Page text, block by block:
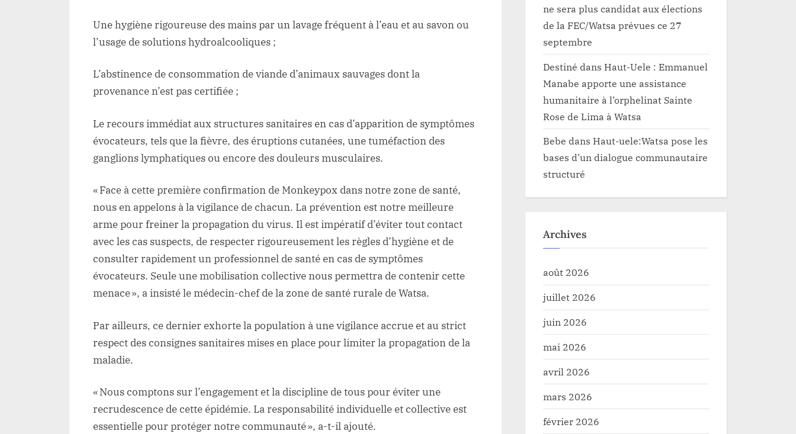
Une hygiène rigoureuse des mains par un lavage fréquent à l’eau et au savon ou
l’usage de solutions hydroalcooliques ;
L’abstinence de consommation de viande d’animaux sauvages dont la
provenance n’est pas certifiée ;
Le recours immédiat aux structures sanitaires en cas d’apparition de symptômes
évocateurs, tels que la fièvre, des éruptions cutanées, une tuméfaction des
ganglions lymphatiques ou encore des douleurs musculaires.
« Face à cette première confirmation de Monkeypox dans notre zone de santé,
nous en appelons à la vigilance de chacun. La prévention est notre meilleure
arme pour freiner la propagation du virus. Il est impératif d’éviter tout contact
avec les cas suspects, de respecter rigoureusement les règles d’hygiène et de
consulter rapidement un professionnel de santé en cas de symptômes
évocateurs. Seule une mobilisation collective nous permettra de contenir cette
menace », a insisté le médecin-chef de la zone de santé rurale de Watsa.
Par ailleurs, ce dernier exhorte la population à une vigilance accrue et au strict
respect des consignes sanitaires mises en place pour limiter la propagation de la
maladie.
« Nous comptons sur l’engagement et la discipline de tous pour éviter une
recrudescence de cette épidémie. La responsabilité individuelle et collective est
essentielle pour protéger notre communauté », a-t-il ajouté.
ne sera plus candidat aux élections
de la FEC/Watsa prévues ce 27
septembre
Destiné dans Haut-Uele : Emmanuel
Manabe apporte une assistance
humanitaire à l’orphelinat Sainte
Rose de Lima à Watsa
Bebe dans Haut-uele:Watsa pose les
bases d’un dialogue communautaire
structuré
Archives
août 2026
juillet 2026
juin 2026
mai 2026
avril 2026
mars 2026
février 2026